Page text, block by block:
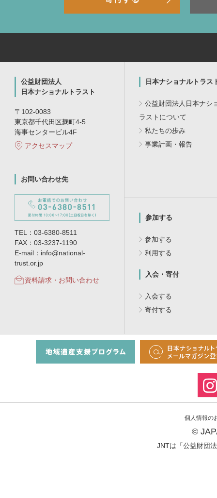
公益財団法人
日本ナショナルトラスト
〒102-0083
東京都千代田区麹町4-5
海事センタービル4F
アクセスマップ
お問い合わせ先
TEL：03-6380-8511
FAX：03-3237-1190
E-mail：info@national-
trust.or.jp
資料請求・お問い合わせ
日本ナショナルトラス
公益財団法人日本ナシ
ラストについて
私たちの歩み
事業計画・報告
参加する
参加する
利用する
入会・寄付
入会する
寄付する
個人情報の
©
JNTは「公益財団